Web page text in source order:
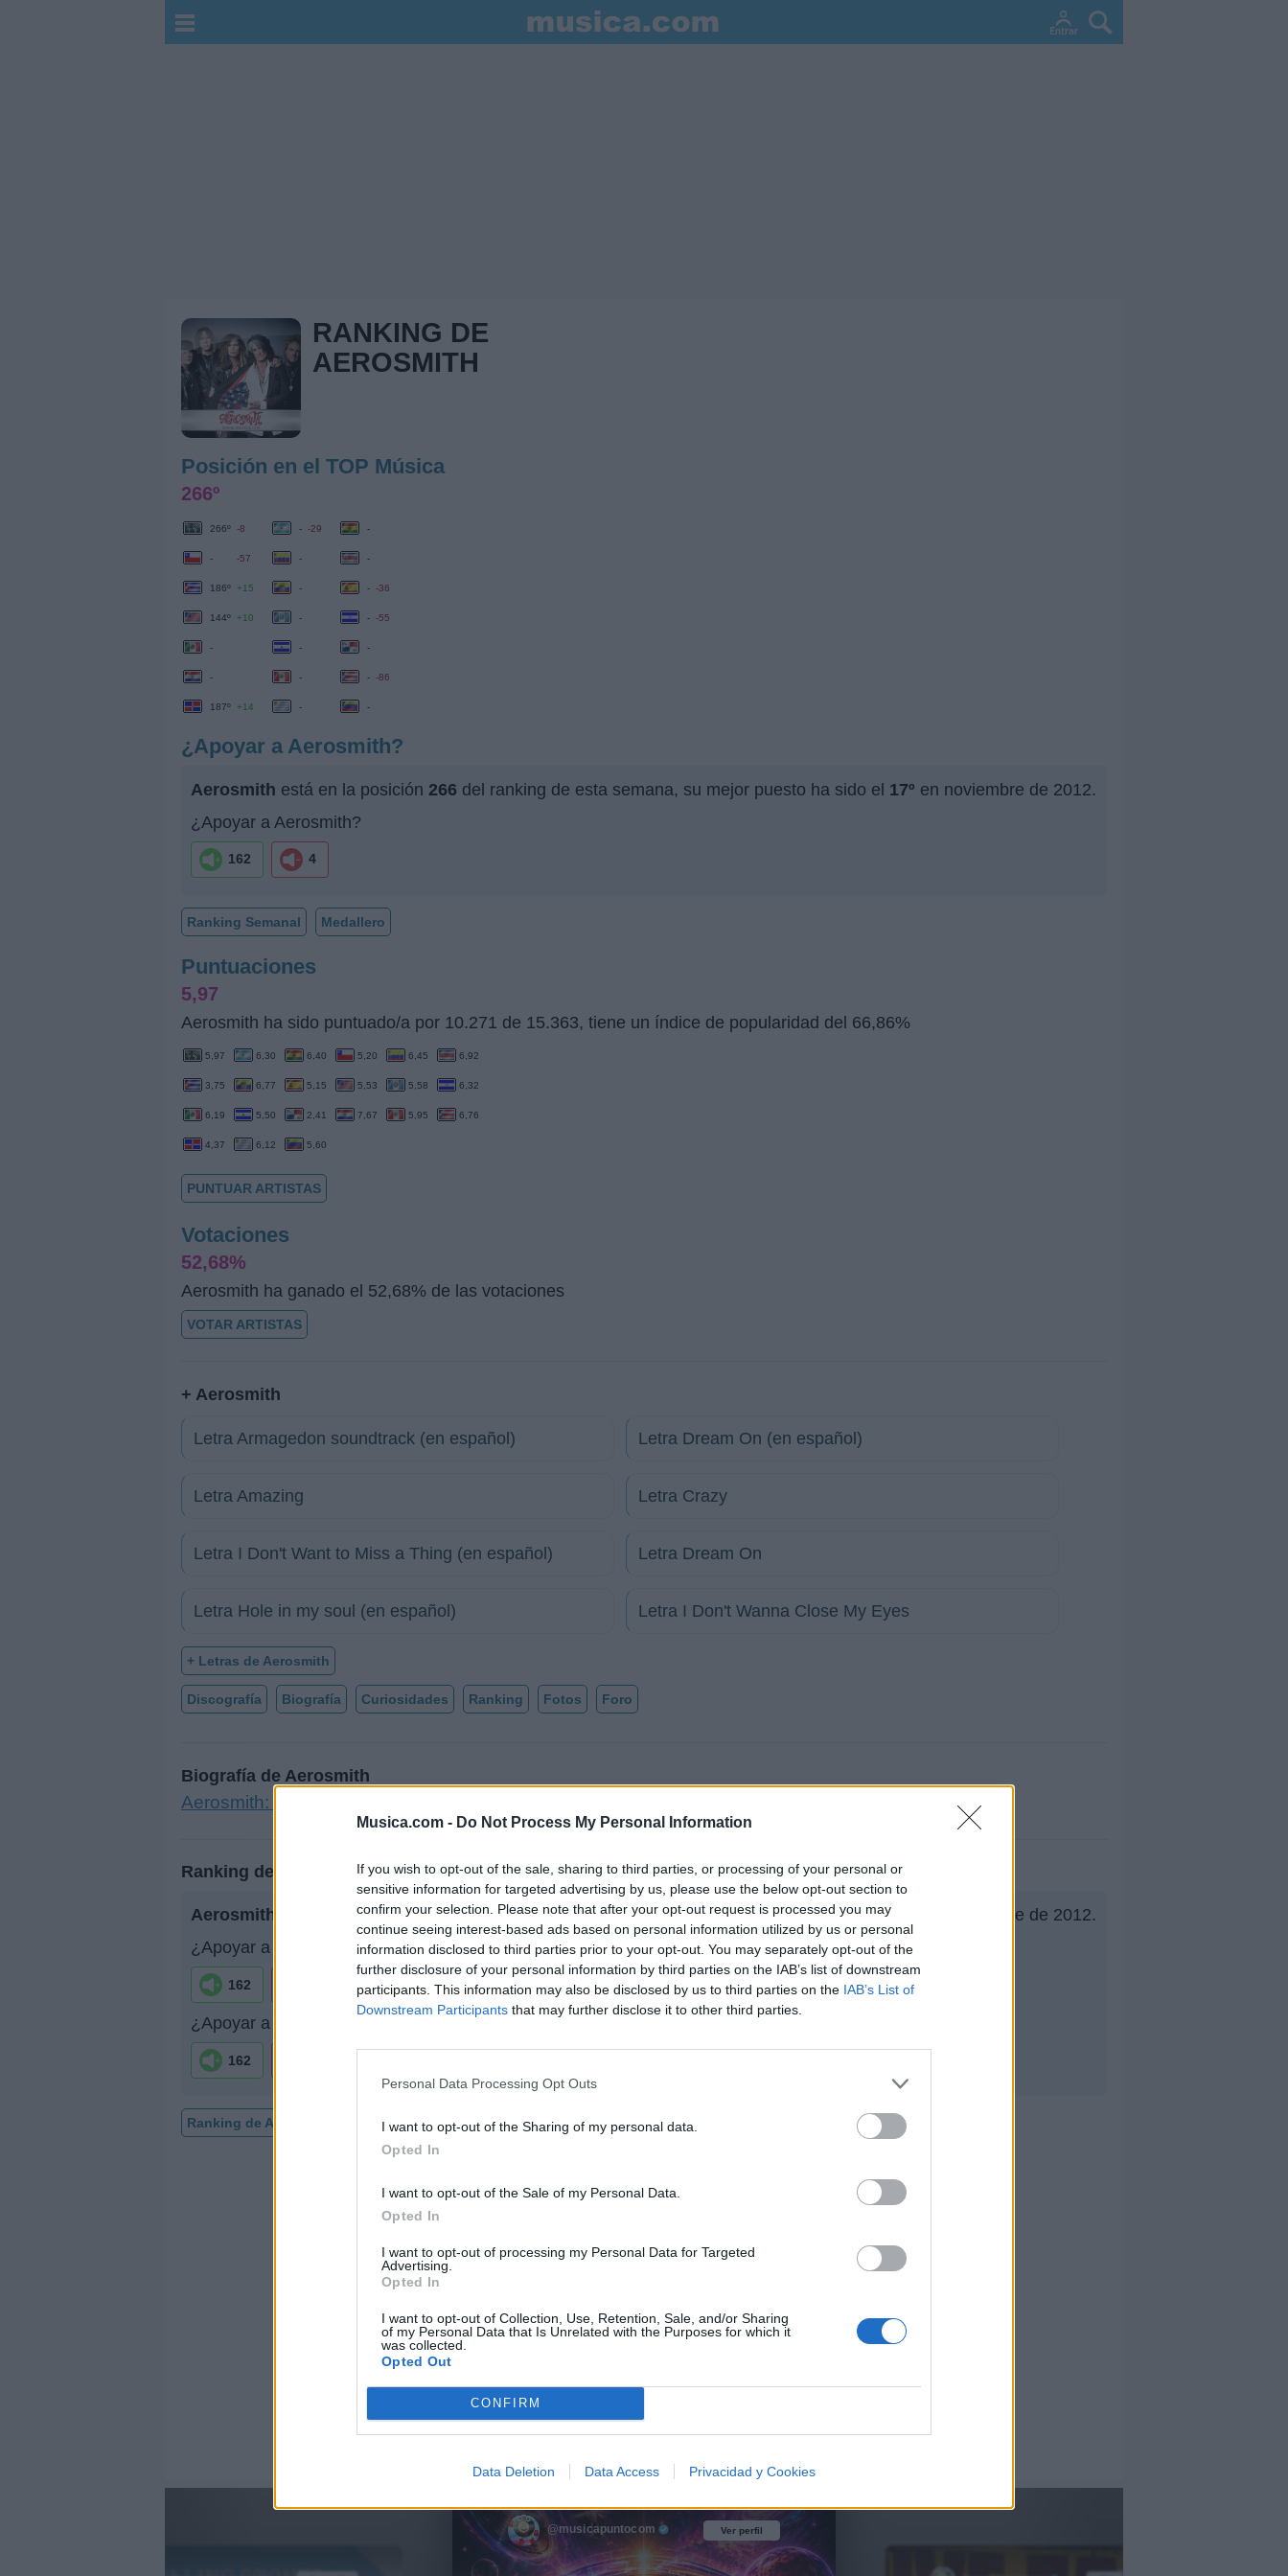
Musica.com - Do Not Process My Personal Information
If you wish to opt-out of the sale, sharing to third parties, or processing of your personal or
sensitive information for targeted advertising by us, please use the below opt-out section to
confirm your selection. Please note that after your opt-out request is processed you may
continue seeing interest-based ads based on personal information utilized by us or personal
information disclosed to third parties prior to your opt-out. You may separately opt-out of the
further disclosure of your personal information by third parties on the IAB’s list of downstream
participants. This information may also be disclosed by us to third parties on the IAB’s List of
Downstream Participants that may further disclose it to other third parties.
Personal Data Processing Opt Outs
I want to opt-out of the Sharing of my personal data.
Opted In
I want to opt-out of the Sale of my Personal Data.
Opted In
I want to opt-out of processing my Personal Data for Targeted
Advertising.
Opted In
I want to opt-out of Collection, Use, Retention, Sale, and/or Sharing
of my Personal Data that Is Unrelated with the Purposes for which it
was collected.
Opted Out
CONFIRM
Data Deletion Data Access Privacidad y Cookies
RANKING DE
AEROSMITH
Posición en el TOP Música
266º
266º -8 - -29 -
- -57 - -
186º +15 - - -36
144º +10 - - -55
- - -
- - - -86
187º +14 - -
¿Apoyar a Aerosmith?
Aerosmith está en la posición 266 del ranking de esta semana, su mejor puesto ha sido el 17º en noviembre de 2012.
¿Apoyar a Aerosmith?
162 4
Ranking Semanal Medallero
Puntuaciones
5,97
Aerosmith ha sido puntuado/a por 10.271 de 15.363, tiene un índice de popularidad del 66,86%
5,97 6,30 6,40 5,20 6,45 6,92
3,75 6,77 5,15 5,53 5,58 6,32
6,19 5,50 2,41 7,67 5,95 6,76
4,37 6,12 5,60
PUNTUAR ARTISTAS
Votaciones
52,68%
Aerosmith ha ganado el 52,68% de las votaciones
VOTAR ARTISTAS
+ Aerosmith
Letra Armagedon soundtrack (en español) Letra Dream On (en español)
Letra Amazing Letra Crazy
Letra I Don't Want to Miss a Thing (en español) Letra Dream On
Letra Hole in my soul (en español) Letra I Don't Wanna Close My Eyes
+ Letras de Aerosmith
Discografía Biografía Curiosidades Ranking Fotos Foro
Biografía de Aerosmith
Aerosmith: La Historia de una Leyenda del Rock
Ranking de Aerosmith
Aerosmith está en la posición266del ranking de esta semana, su mejor puesto ha sido el17º
en noviembre de 2012.
¿Apoyar a Aerosmith?
162
¿Apoyar a Aerosmith?
162
Ranking de Aerosmith TOP Música
Ver perfil
@musicapuntocom Ver perfil